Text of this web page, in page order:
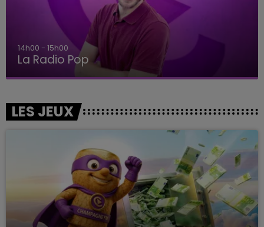
14h00 - 15h00
La Radio Pop
LES JEUX